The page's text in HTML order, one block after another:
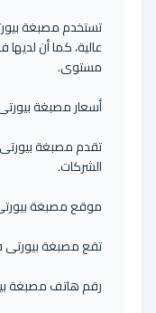
تستخدم مصبغة
عالية، كما أن
مستوى.
أسعار مصبغة
تقدم مصبغة بيورتى
الشركات.
موقع مصبغة
تقع مصبغة بيورتى
رقم هاتف مصبغة